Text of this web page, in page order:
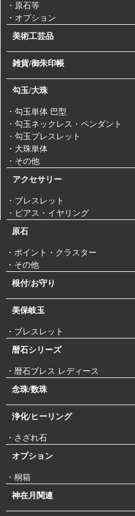
・原石等
・オプション
美術工芸品
雑貨/御朱印帳
勾玉/大珠
・勾玉単体 巴型
・勾玉ネックレス・ペンダント
・勾玉ブレスレット
・大珠単体
・その他
アクセサリー
・ブレスレット
・ピアス・イヤリング
原石
・ポイント・クラスター
・その他
根付/お守り
美保岐玉
・ブレスレット
暦石シリーズ
・暦石ブレス レディース
念珠/数珠
浄化/ヒーリング
・さざれ石
オプション
・桐箱
神在月関連